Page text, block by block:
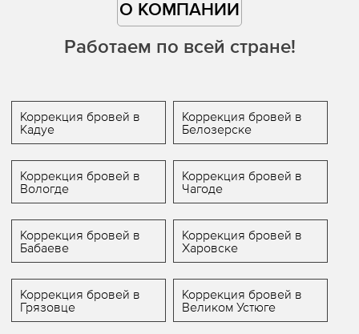
О КОМПАНИИ
Работаем по всей стране!
Коррекция бровей в
Кадуе
Коррекция бровей в
Белозерске
Коррекция бровей в
Вологде
Коррекция бровей в
Чагоде
Коррекция бровей в
Бабаеве
Коррекция бровей в
Харовске
Коррекция бровей в
Грязовце
Коррекция бровей в
Великом Устюге